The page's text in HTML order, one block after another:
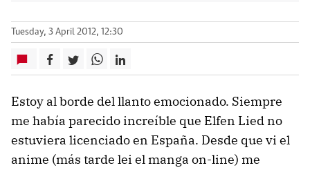
Tuesday, 3 April 2012, 12:30
Estoy al borde del llanto emocionado. Siempre
me había parecido increíble que Elfen Lied no
estuviera licenciado en España. Desde que vi el
anime (más tarde lei el manga on-line) me